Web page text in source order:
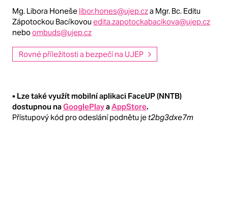
Mg. Libora Honeše libor.hones@ujep.cza Mgr. Bc. Editu
Zápotockou Bacíkovou edita.zapotockabacikova@ujep.cz
neboombuds@ujep.cz
Rovné příležitosti a bezpečí na UJEP
• Lze také využít mobilní aplikaci FaceUP (NNTB)
dostupnou naGooglePlayaAppStore.
Přístupový kód pro odeslání podnětu je t2bg3dxe7m